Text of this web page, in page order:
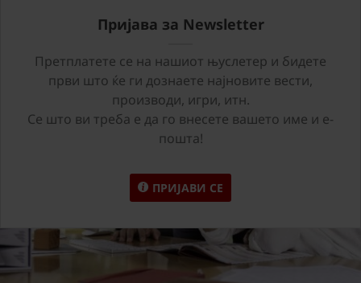
Пријава за Newsletter
Претплатете се на нашиот њуслетер и бидете
први што ќе ги дознаете најновите вести,
производи, игри, итн.
Се што ви треба е да го внесете вашето име и е-
пошта!
ПРИЈАВИ СЕ